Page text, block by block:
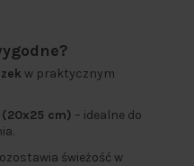
w praktycznym
cm) – idealne do
świeżość w